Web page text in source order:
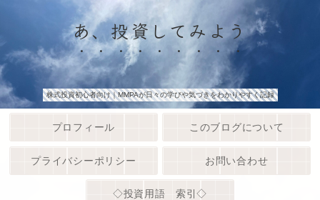
あ、投資してみよう
株式投資初心者向け｜MMPAが日々の学びや気づきをわかりやすく記録
プロフィール このブログについて
プライバシーポリシー お問い合わせ
◇投資用語 索引◇